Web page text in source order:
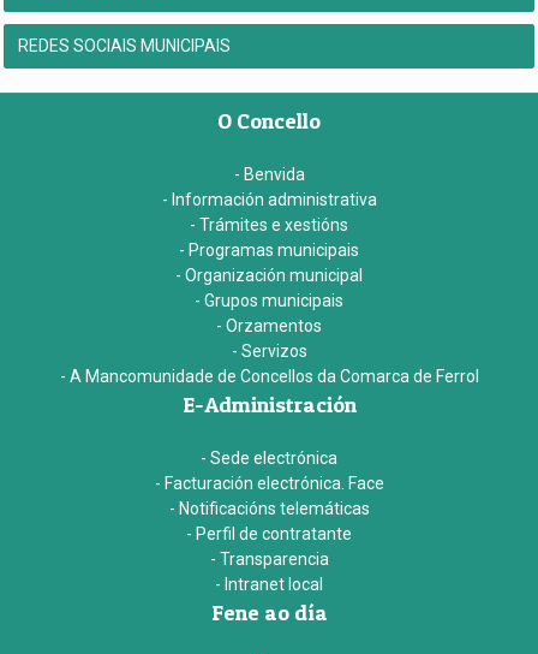
REDES SOCIAIS MUNICIPAIS
O Concello
- Benvida
- Información administrativa
- Trámites e xestións
- Programas municipais
- Organización municipal
- Grupos municipais
- Orzamentos
- Servizos
- A Mancomunidade de Concellos da Comarca de Ferrol
E-Administración
- Sede electrónica
- Facturación electrónica. Face
- Notificacións telemáticas
- Perfil de contratante
- Transparencia
- Intranet local
Fene ao día